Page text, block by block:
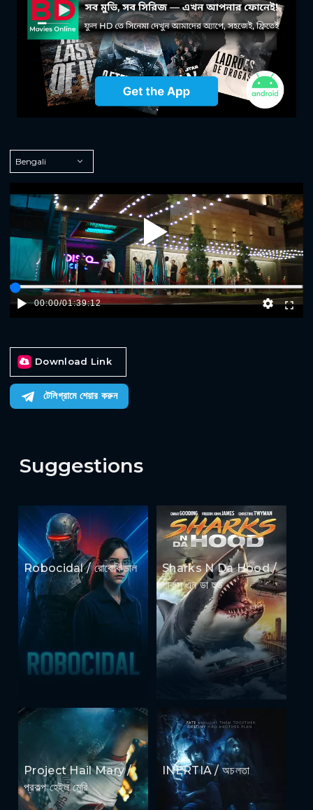
Play
00:00/01:39:12
Download Link
টেলিগ্রামে শেয়ার করুন
Suggestions
Robocidal / রোবোকিডাল
Sharks N Da Hood /
শার্কস এন ডা হুড
Project Hail Mary /
প্রকল্প হেইল মেরি
INERTIA / অচলতা